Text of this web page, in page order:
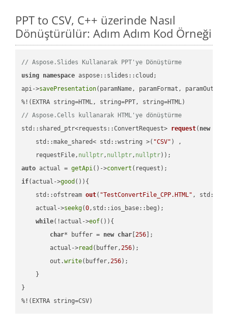
PPT to CSV, C++ üzerinde Nasıl
Dönüştürülür: Adım Adım Kod Örneği
// Aspose.Slides Kullanarak PPT'ye Dönüştürme
using namespace aspose::slides::cloud;
api->savePresentation(paramName, paramFormat,
// Aspose.Cells kullanarak HTML'ye dönüştürme
std::shared_ptr<requests::ConvertRequest> request( new
    std::make_shared< std::wstring >(
"CSV" ) ,
    requestFile,
nullptr, nullptr, nullptr))
auto actual = getApi()->convert
if(actual->good ()){
std::ofstream out( "TestConvertFile_CPP.HTML" ,
    actual->
seekg(0,std::ios_base::beg);
while(!actual->eof()){
char* buffer = new char [256 ];
        actual->
read (buffer,256);
        out.
write(buffer,256);
    }
}
%!(EXTRA string=CSV)